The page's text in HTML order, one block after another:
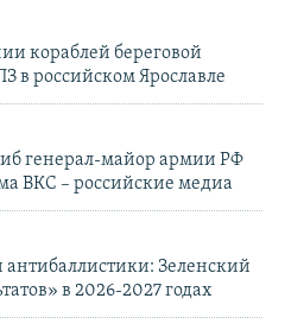
кораблей береговой
в российском Ярославле
генерал-майор армии РФ
ВКС – российские медиа
антибаллистики: Зеленский
в 2026-2027 годах